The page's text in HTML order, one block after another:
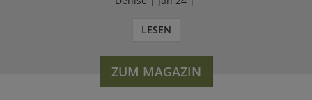
LESEN
ZUM MAGAZIN